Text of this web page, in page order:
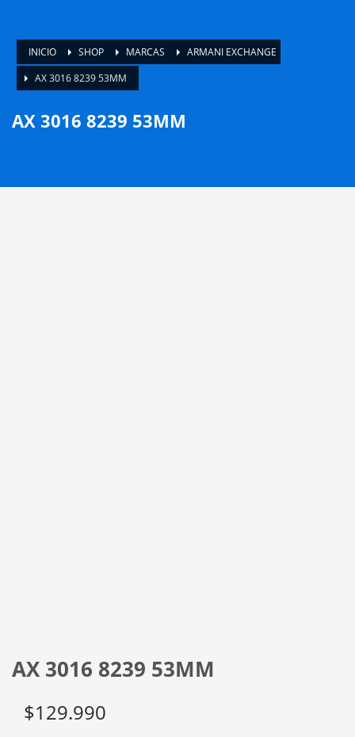
INICIO SHOP MARCAS
ARMANI EXCHANGE
AX 3016 8239 53MM
AX 3016 8239 53MM
AX 3016 8239 53MM
$129.990